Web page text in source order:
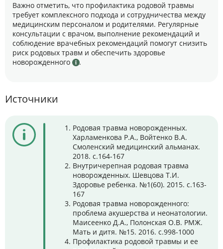
Важно отметить, что профилактика родовой травмы
требует комплексного подхода и сотрудничества между
медицинским персоналом и родителями. Регулярные
консультации с врачом, выполнение рекомендаций и
соблюдение врачебных рекомендаций помогут снизить
риск родовых травм и обеспечить здоровье
новорожденного
.
Источники
Родовая травма новорожденных.
Харламенкова Р.А., Войтенко В.А.
Смоленский медицинский альманах.
2018. с.164-167
Внутричерепная родовая травма
новорожденных. Шевцова Т.И.
Здоровье ребенка. №1(60). 2015. с.163-
167
Родовая травма новорожденного:
проблема акушерства и неонатологии.
Маисеенко Д.А., Полонская О.В. РМЖ.
Мать и дитя. №15. 2016. с.998-1000
Профилактика родовой травмы и ее